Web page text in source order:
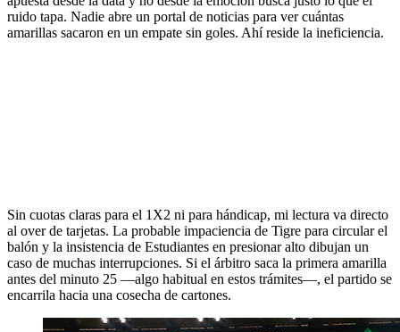
ruido tapa. Nadie abre un portal de noticias para ver cuántas
amarillas sacaron en un empate sin goles. Ahí reside la ineficiencia.
Sin cuotas claras para el 1X2 ni para hándicap, mi lectura va directo
al over de tarjetas. La probable impaciencia de Tigre para circular el
balón y la insistencia de Estudiantes en presionar alto dibujan un
caso de muchas interrupciones. Si el árbitro saca la primera amarilla
antes del minuto 25 —algo habitual en estos trámites—, el partido se
encarrila hacia una cosecha de cartones.